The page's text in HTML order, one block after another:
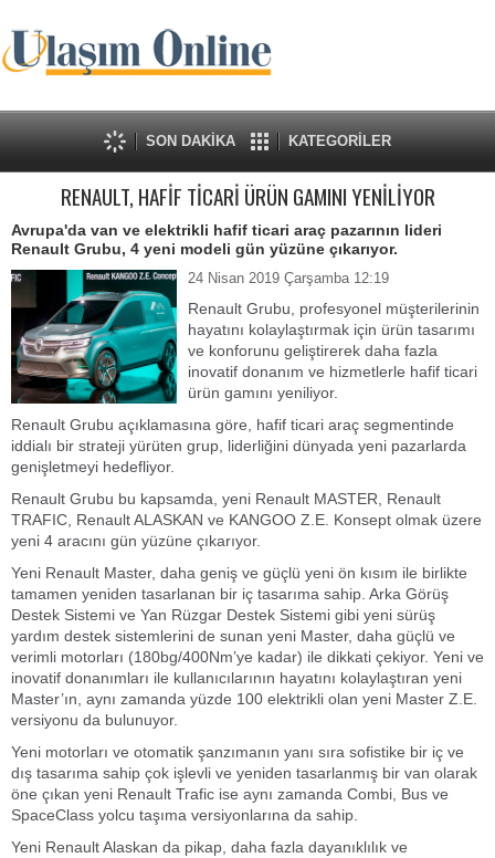
SON DAKİKA KATEGORİLER
RENAULT, HAFİF TİCARİ ÜRÜN GAMINI YENİLİYOR
Avrupa'da van ve elektrikli hafif ticari araç pazarının lideri
Renault Grubu, 4 yeni modeli gün yüzüne çıkarıyor.
24 Nisan 2019 Çarşamba 12:19
Renault Grubu, profesyonel müşterilerinin
hayatını kolaylaştırmak için ürün tasarımı
ve konforunu geliştirerek daha fazla
inovatif donanım ve hizmetlerle hafif ticari
ürün gamını yeniliyor.
Renault Grubu açıklamasına göre, hafif ticari araç segmentinde
iddialı bir strateji yürüten grup, liderliğini dünyada yeni pazarlarda
genişletmeyi hedefliyor.
Renault Grubu bu kapsamda, yeni Renault MASTER, Renault
TRAFIC, Renault ALASKAN ve KANGOO Z.E. Konsept olmak üzere
yeni 4 aracını gün yüzüne çıkarıyor.
Yeni Renault Master, daha geniş ve güçlü yeni ön kısım ile birlikte
tamamen yeniden tasarlanan bir iç tasarıma sahip. Arka Görüş
Destek Sistemi ve Yan Rüzgar Destek Sistemi gibi yeni sürüş
yardım destek sistemlerini de sunan yeni Master, daha güçlü ve
verimli motorları (180bg/400Nm’ye kadar) ile dikkati çekiyor. Yeni ve
inovatif donanımları ile kullanıcılarının hayatını kolaylaştıran yeni
Master’ın, aynı zamanda yüzde 100 elektrikli olan yeni Master Z.E.
versiyonu da bulunuyor.
Yeni motorları ve otomatik şanzımanın yanı sıra sofistike bir iç ve
dış tasarıma sahip çok işlevli ve yeniden tasarlanmış bir van olarak
öne çıkan yeni Renault Trafic ise aynı zamanda Combi, Bus ve
SpaceClass yolcu taşıma versiyonlarına da sahip.
Yeni Renault Alaskan da pikap, daha fazla dayanıklılık ve